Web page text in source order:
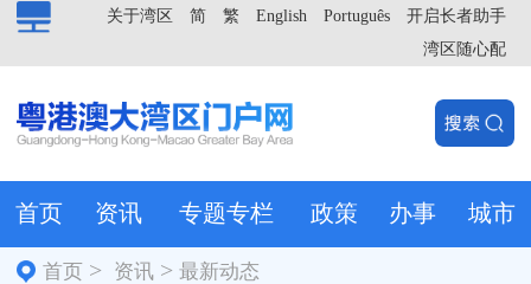
开启长者助手
Português
English
繁
简
关于湾区
湾区随心配
首页 资讯 专题专栏 政策 办事 城市
首页 > 资讯 >最新动态